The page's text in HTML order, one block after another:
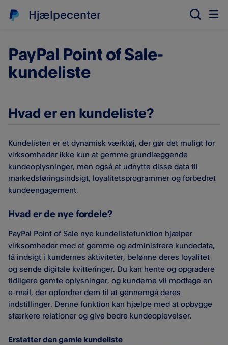
Hjælpecenter
PayPal Point of Sale-
kundeliste
Hvad er en kundeliste?
Kundelisten er et dynamisk værktøj, der gør det muligt for
virksomheder ikke kun at gemme grundlæggende
kundeoplysninger, men også at udnytte disse data til
markedsføringsindsigt, loyalitetsprogrammer og forbedret
kundeengagement.
Hvad er de nye fordele?
PayPal Point of Sale nye kundelistefunktion hjælper
virksomheder med at gemme og administrere kundedata,
få indsigt i kundernes aktiviteter, belønne deres loyalitet
og sende digitale kvitteringer. Du kan hente og opgradere
tidligere gemte oplysninger, og kunderne vil modtage en
e-mail, der opfordrer dem til at gennemgå deres
indstillinger. Denne funktion kan hjælpe med at opbygge
stærkere relationer og give bedre kundeoplevelser.
Erstatter den gamle kundeliste